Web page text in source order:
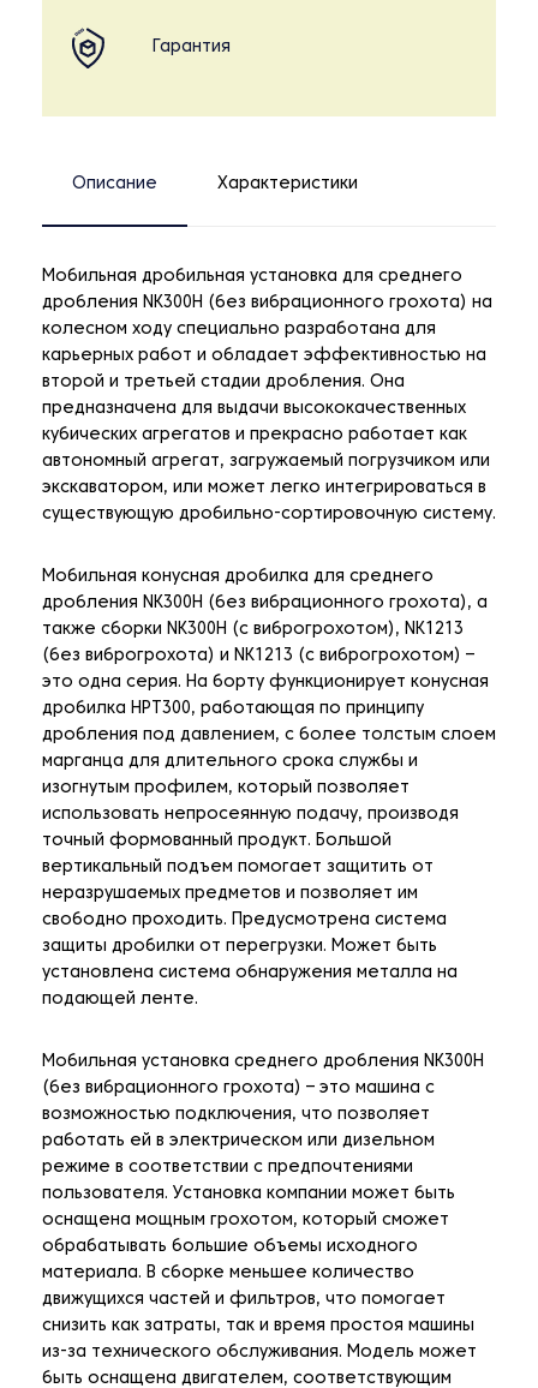
Гарантия
Описание Характеристики
Мобильная дробильная установка для среднего
дробления NK300H (без вибрационного грохота) на
колесном ходу специально разработана для
карьерных работ и обладает эффективностью на
второй и третьей стадии дробления. Она
предназначена для выдачи высококачественных
кубических агрегатов и прекрасно работает как
автономный агрегат, загружаемый погрузчиком или
экскаватором, или может легко интегрироваться в
существующую дробильно-сортировочную систему.
Мобильная конусная дробилка для среднего
дробления NK300H (без вибрационного грохота), а
также сборки NK300H (с виброгрохотом), NK1213
(без виброгрохота) и NK1213 (с виброгрохотом) –
это одна серия. На борту функционирует конусная
дробилка HPT300, работающая по принципу
дробления под давлением, с более толстым слоем
марганца для длительного срока службы и
изогнутым профилем, который позволяет
использовать непросеянную подачу, производя
точный формованный продукт. Большой
вертикальный подъем помогает защитить от
неразрушаемых предметов и позволяет им
свободно проходить. Предусмотрена система
защиты дробилки от перегрузки. Может быть
установлена система обнаружения металла на
подающей ленте.
Мобильная установка среднего дробления NK300H
(без вибрационного грохота) – это машина с
возможностью подключения, что позволяет
работать ей в электрическом или дизельном
режиме в соответствии с предпочтениями
пользователя. Установка компании может быть
оснащена мощным грохотом, который сможет
обрабатывать большие объемы исходного
материала. В сборке меньшее количество
движущихся частей и фильтров, что помогает
снизить как затраты, так и время простоя машины
из-за технического обслуживания. Модель может
быть оснащена двигателем, соответствующим